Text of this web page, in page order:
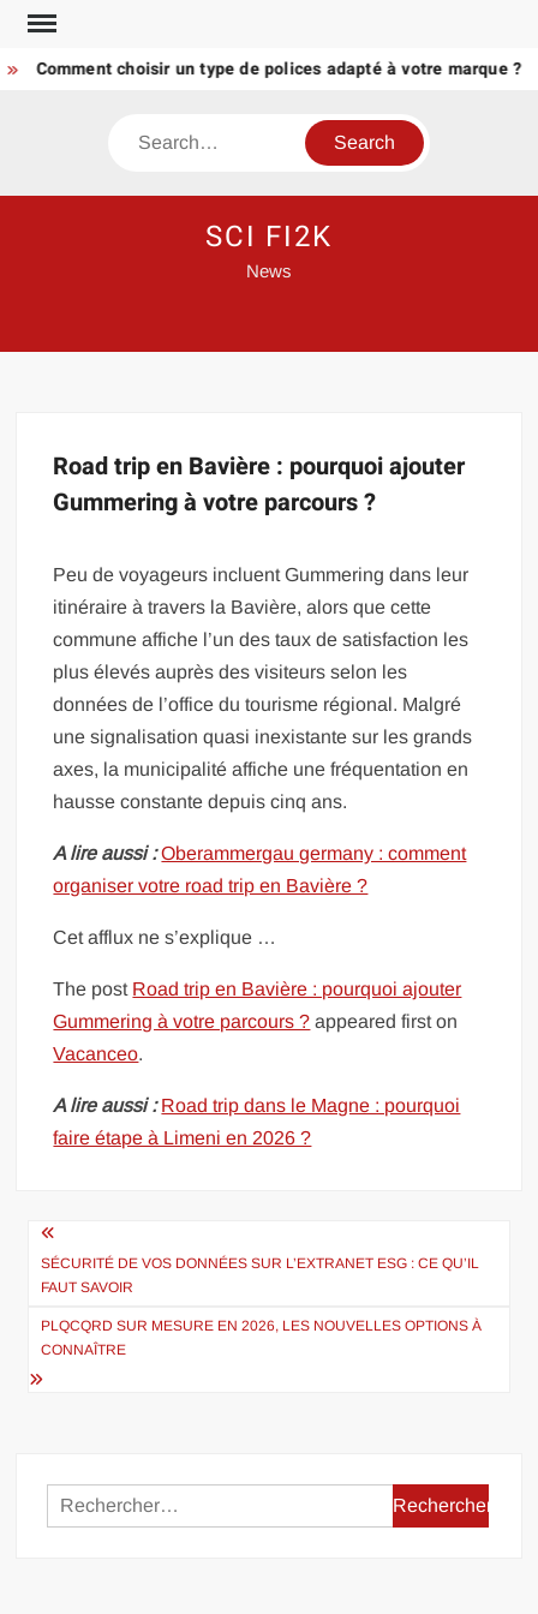
Skip
contentComment choisir un type de polices adapté à votre marque ?
Search
SCI FI2K
News
Road trip en Bavière : pourquoi ajouter
Gummering à votre parcours ?
Peu de voyageurs incluent Gummering dans leur
itinéraire à travers la Bavière, alors que cette
commune affiche l’un des taux de satisfaction les
plus élevés auprès des visiteurs selon les
données de l’office du tourisme régional. Malgré
une signalisation quasi inexistante sur les grands
axes, la municipalité affiche une fréquentation en
hausse constante depuis cinq ans.
A lire aussi : Oberammergau germany : comment
organiser votre road trip en Bavière ?
Cet afflux ne s’explique …
The post Road trip en Bavière : pourquoi ajouter
Gummering à votre parcours ? appeared first on
Vacanceo.
A lire aussi : Road trip dans le Magne : pourquoi
faire étape à Limeni en 2026 ?
Navigation
de
l’article
SÉCURITÉ DE VOS DONNÉES SUR L’EXTRANET ESG : CE QU’IL
FAUT SAVOIR
PLQCQRD SUR MESURE EN 2026, LES NOUVELLES OPTIONS À
CONNAÎTRE
Rechercher :